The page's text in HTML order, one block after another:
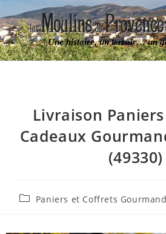
Une histoire, un terroir… un
Livraison
Cadeaux
(49330)
Paniers et Coffrets